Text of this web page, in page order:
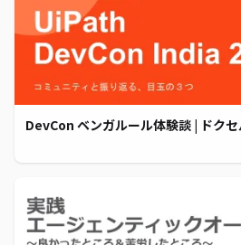
DevCon ベンガルール体験談 | ドク